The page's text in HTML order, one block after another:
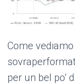
Come
per un bel po’